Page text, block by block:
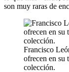
son muy raras de
Francisco
ofrecen en su
colección.